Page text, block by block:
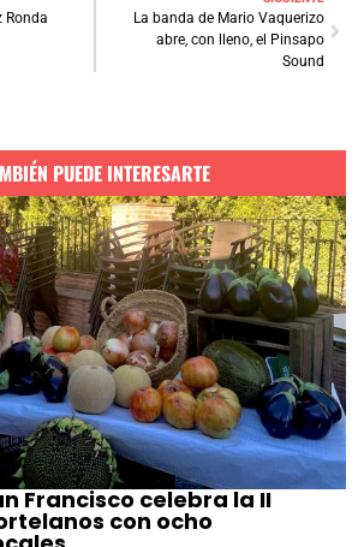
Ronda
La banda de Mario Vaquerizo
abre, con lleno, el Pinsapo
Sound
PUEDE INTERESARTE
Francisco celebra la II
con ocho